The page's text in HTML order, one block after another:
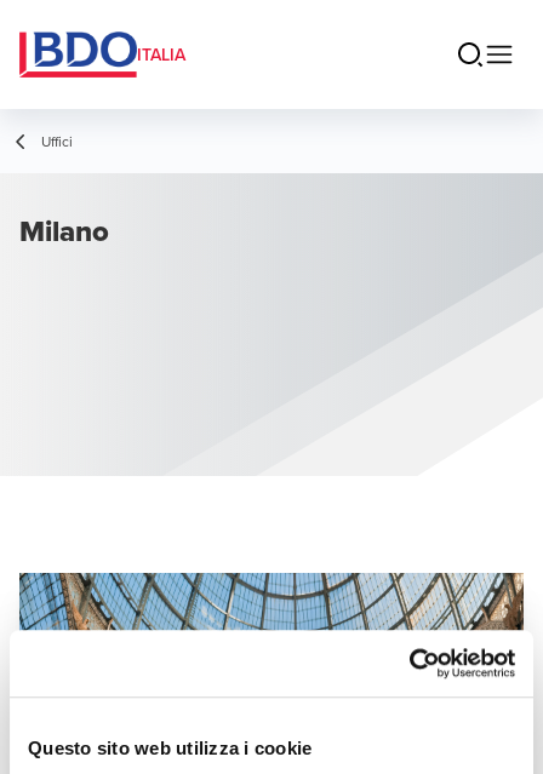
Questo sito web utilizza i cookie
ITALIA
Uffici
Milano